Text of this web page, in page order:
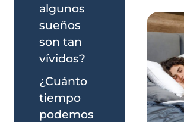
algunos
sueños
son tan
vívidos?
¿Cuánto
tiempo
podemos